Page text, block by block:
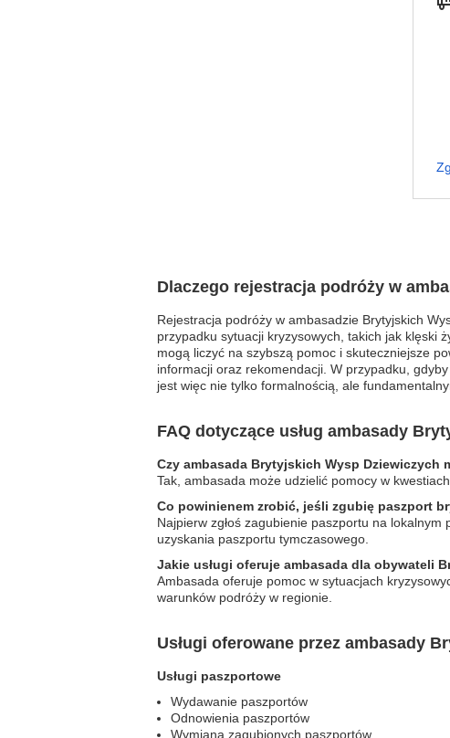
Dlaczego rejestracja podróży w
Rejestracja podróży w ambasadzie Brytyjskich
przypadku sytuacji kryzysowych, takich jak klęski
mogą liczyć na szybszą pomoc i skuteczniejsze
informacji oraz rekomendacji. W przypadku,
jest więc nie tylko formalnością, ale
FAQ dotyczące usług ambasady
Czy ambasada Brytyjskich Wysp Dziewiczych
Tak, ambasada może udzielić pomocy w
Co powinienem zrobić, jeśli zgubię paszport
Najpierw zgłoś zagubienie paszportu na
uzyskania paszportu tymczasowego.
Jakie usługi oferuje ambasada dla obywateli
Ambasada oferuje pomoc w sytuacjach
warunków podróży w regionie.
Usługi oferowane przez ambasady
Usługi paszportowe
Wydawanie paszportów
Odnowienia paszportów
Wymiana zagubionych paszportów